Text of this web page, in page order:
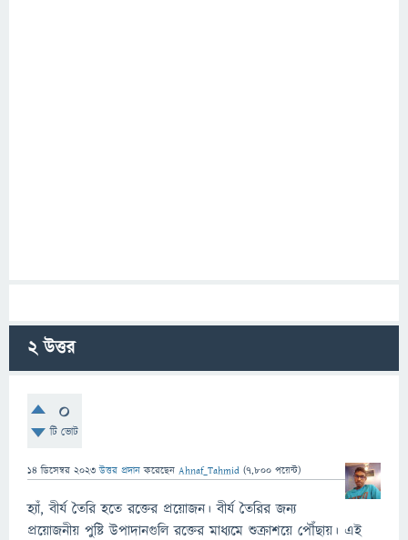
2উত্তর
0
টি ভোট
14 ডিসেম্বর 2023 উত্তর প্রদান করেছেন Ahnaf_Tahmid (7,800 পয়েন্ট)
হ্যাঁ, বীর্য তৈরি হতে রক্তের প্রয়োজন। বীর্য তৈরির জন্য
প্রয়োজনীয় পুষ্টি উপাদানগুলি রক্তের মাধ্যমে শুক্রাশয়ে পৌঁছায়। এই